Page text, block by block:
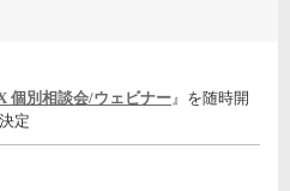
個別相談会/ウェビナー』を随時開
定